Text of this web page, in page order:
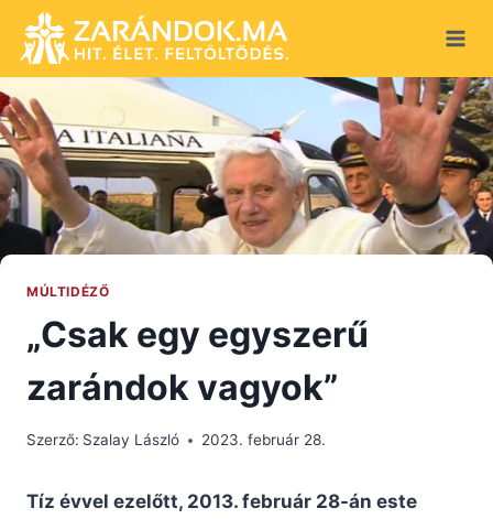
content
MÚLTIDÉZŐ
„Csak egy egyszerű
zarándok vagyok”
Szerző: Szalay László 2023. február 28.
Tíz évvel ezelőtt, 2013. február 28-án este